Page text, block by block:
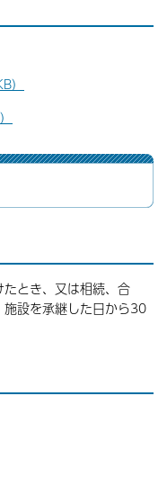
とき、又は相続、合
設を承継した日から30